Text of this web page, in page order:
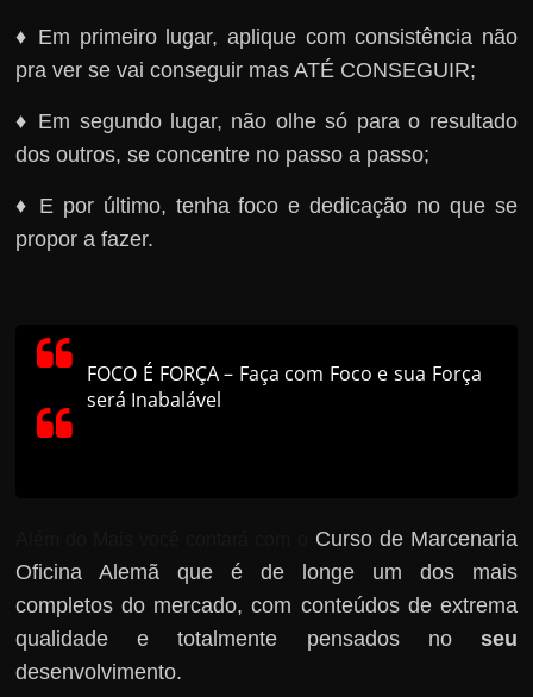
♦ Em primeiro lugar, aplique com consistência não
pra ver se vai conseguir mas ATÉ CONSEGUIR;
♦ Em segundo lugar, não olhe só para o resultado
dos outros, se concentre no passo a passo;
♦ E por último, tenha foco e dedicação no que se
propor a fazer.
FOCO É FORÇA – Faça com Foco e sua Força
será Inabalável
Curso de Marcenaria
Oficina Alemã que é de longe um dos mais
completos do mercado, com conteúdos de extrema
qualidade e totalmente pensados no seu
desenvolvimento.